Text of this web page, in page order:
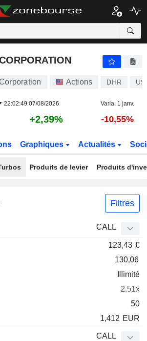
Actions DHR
22:02:49 07/08/2026 Varia. 1 janv.
+2,39% -10,55%
Graphiques Actualités
Produits de levier Produits
Filtres
CALL
123,43 €
130,06
Illimité
2.51x
50
1,412 EUR
CALL